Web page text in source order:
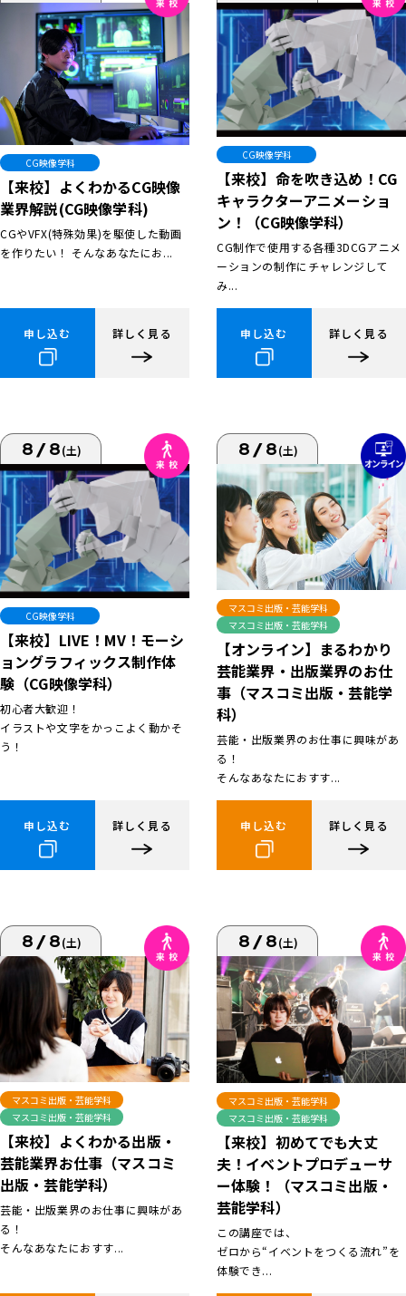
CG映像学科
【来校】よくわかるCG映像
業界解説(CG映像学科)
CGやVFX(特殊効果)を駆使した動画
を作りたい！ そんなあなたにお...
申し込む 詳しく見る
CG映像学科
【来校】命を吹き込め！CG
キャラクターアニメーショ
ン！（CG映像学科）
CG制作で使用する各種3DCGアニメ
ーションの制作にチャレンジして
み...
申し込む 詳しく見る
8/8(土)
CG映像学科
【来校】LIVE！MV！モーシ
ョングラフィックス制作体
験（CG映像学科）
初心者大歓迎！
イラストや文字をかっこよく動かそ
う！
申し込む 詳しく見る
8/8(土)
マスコミ出版・芸能学科
マスコミ出版・芸能学科
【オンライン】まるわかり
芸能業界・出版業界のお仕
事（マスコミ出版・芸能学
科）
芸能・出版業界のお仕事に興味があ
る！
そんなあなたにおすす...
申し込む 詳しく見る
8/8(土)
マスコミ出版・芸能学科
マスコミ出版・芸能学科
【来校】よくわかる出版・
芸能業界お仕事（マスコミ
出版・芸能学科）
芸能・出版業界のお仕事に興味があ
る！
そんなあなたにおすす...
8/8(土)
マスコミ出版・芸能学科
マスコミ出版・芸能学科
【来校】初めてでも大丈
夫！イベントプロデューサ
ー体験！（マスコミ出版・
芸能学科）
この講座では、
ゼロから“イベントをつくる流れ”を
体験でき...